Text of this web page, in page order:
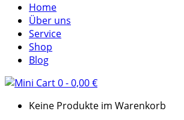
Home
Über uns
Service
Shop
Blog
0-0,00€
Keine Produkte im Warenkorb